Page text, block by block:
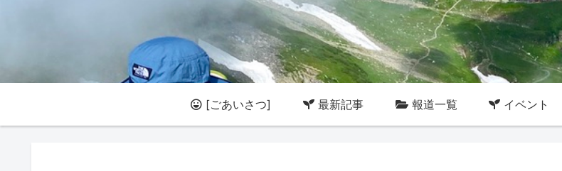
[ごあいさつ] 最新記事 報道一覧 イベント